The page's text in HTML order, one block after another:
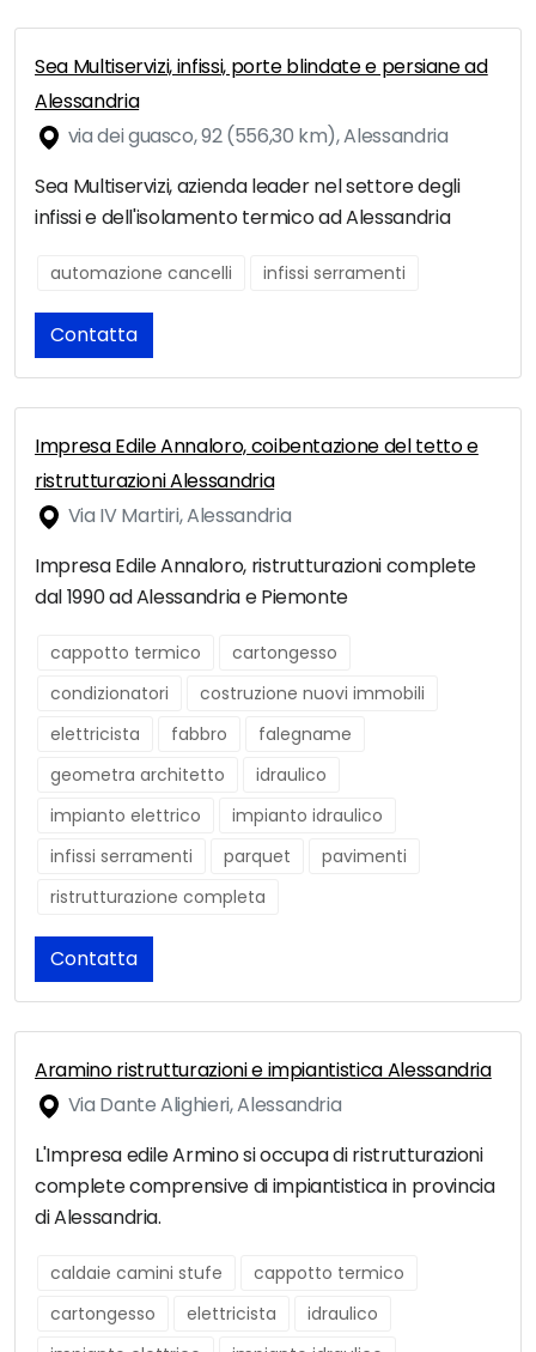
Sea Multiservizi, infissi, porte blindate e persiane ad
Alessandria
via dei guasco, 92 (556,30 km), Alessandria
Sea Multiservizi, azienda leader nel settore degli
infissi e dell'isolamento termico ad Alessandria
automazione cancelli infissi serramenti
Contatta
Impresa Edile Annaloro, coibentazione del tetto e
ristrutturazioni Alessandria
Via IV Martiri, Alessandria
Impresa Edile Annaloro, ristrutturazioni complete
dal 1990 ad Alessandria e Piemonte
cappotto termico
cartongesso
condizionatori
costruzione nuovi immobili
elettricista
fabbro
falegname
geometra architetto
idraulico
impianto elettrico
impianto idraulico
infissi serramenti
parquet
pavimenti
ristrutturazione completa
Contatta
Aramino ristrutturazioni e impiantistica Alessandria
Via Dante Alighieri, Alessandria
L'Impresa edile Armino si occupa di ristrutturazioni
complete comprensive di impiantistica in provincia
di Alessandria.
caldaie camini stufe
cappotto termico
cartongesso
elettricista
idraulico